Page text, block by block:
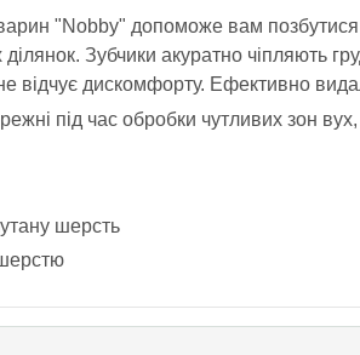
"Nobby" допоможе вам
Зубчики акуратно чіпляють
відчує дискомфорту. Ефективно
під час обробки чутливих зон вух,
шерсть